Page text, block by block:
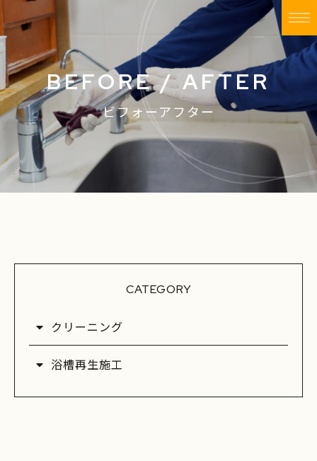
BEFORE / AFTER
ビフォーアフター
CATEGORY
クリーニング
浴槽再生施工